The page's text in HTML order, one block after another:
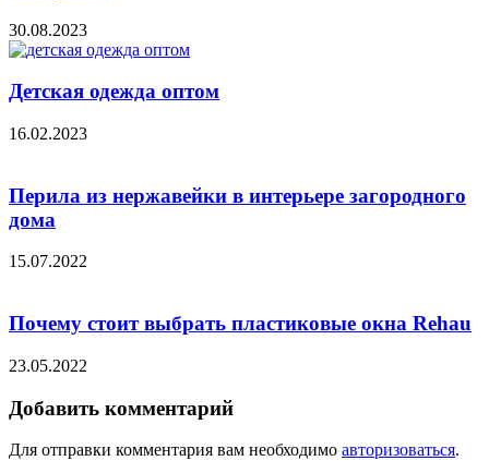
30.08.2023
Детская одежда оптом
16.02.2023
Перила из нержавейки в интерьере загородного
дома
15.07.2022
Почему стоит выбрать пластиковые окна Rehau
23.05.2022
Добавить комментарий
Для отправки комментария вам необходимо авторизоваться.